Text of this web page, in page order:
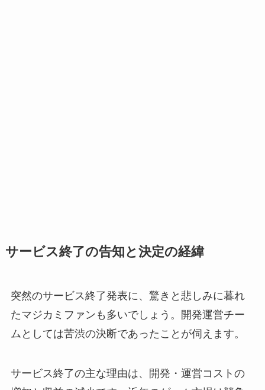
サービス終了の告知と決定の経緯
突然のサービス終了発表に、驚きと悲しみに暮れ
たマジカミファンも多いでしょう。開発運営チー
ムとしては苦渋の決断であったことが伺えます。
サービス終了の主な理由は、開発・運営コストの